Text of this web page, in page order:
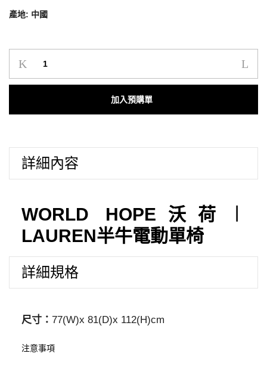
產地: 中國
牛
動
椅
數
Add to cart
詳細內容
WORLD HOPE沃荷︱
LAUREN半牛電動單椅
詳細規格
尺寸： 77(W)x 81(D)x 112(H)cm
注意事項